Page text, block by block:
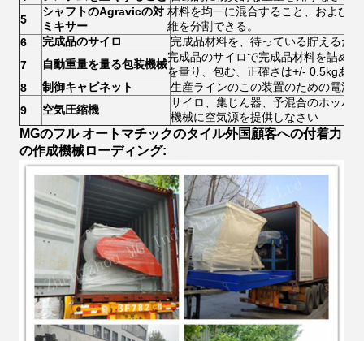
5
シャフトのAgravicの対
ミキサー
材料を均一に混合すること、および
維を分割できる。
6
完成品のサイロ
完成品材料を、待っている貯えるた
7
自動重量を量る包装機械
完成品のサイロで完成品材料を詰め
を量り、包む、正確さは+/- 0.5kgあ
8
制御キャビネット
生産ラインのこの装置のための電源
9
空気圧縮機
サイロ、集じん器、予混合のホッパ
機械に空気源を提供しなさい
MGのフル オートマチックのタイル外国顧客への付着力
の作成機械ローディング: